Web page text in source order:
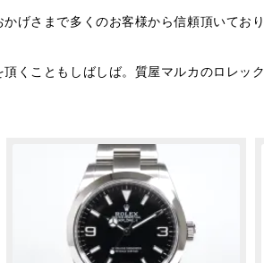
げさまで多くのお客様から信頼頂いており
くこともしばしば。質屋マルカのロレック